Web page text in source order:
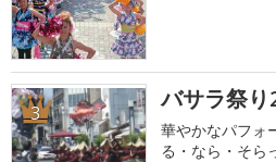
3 バサラ祭
華やかなパフォ
る・なら・そら